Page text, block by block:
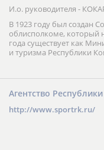
И.о. руководителя -
В 1923 году был создан
облисполкоме, который
года существует как
и туризма Республики
Агентство
http://www.sportrk.ru/